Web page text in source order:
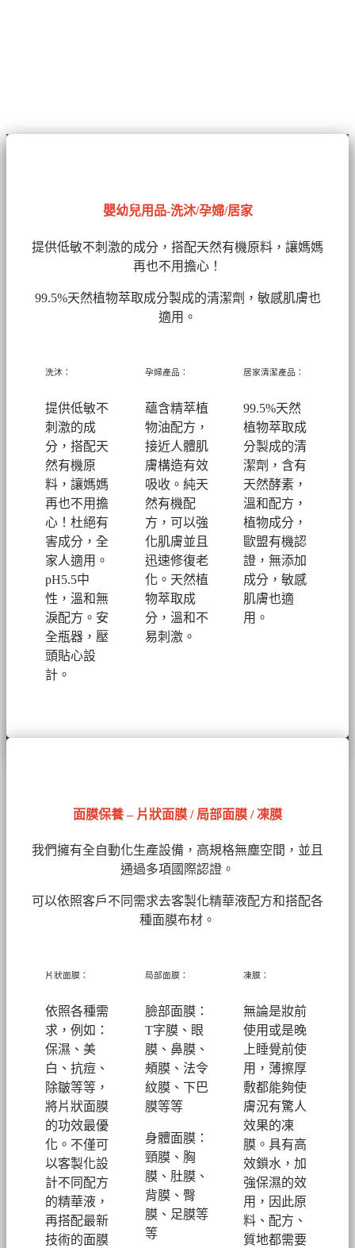
嬰幼兒用品-洗沐/孕婦/居家
提供低敏不刺激的成分，搭配天然有機原料，讓媽媽
再也不用擔心！
99.5%天然植物萃取成分製成的清潔劑 ，敏感肌膚也
適用。
洗沐：
提供低敏不
刺激的成
分，搭配天
然有機原
料，讓媽媽
再也不用擔
心！ 杜絕有
害成分，全
家人適用。
pH5.5中
性，溫和無
淚配方。安
全瓶器，壓
頭貼心設
計。
孕婦產品：
蘊含精萃植
物油配方，
接近人體肌
膚構造有效
吸收。純天
然有機配
方，可以強
化肌膚並且
迅速修復老
化。 天然植
物萃取成
分，溫和不
易刺激。
居家清潔產品：
99.5%天然
植物萃取成
分製成的清
潔劑， 含有
天然酵素，
溫和配方，
植物成分，
歐盟有機認
證，無添加
成分，敏感
肌膚也適
用。
面膜保養 – 片狀面膜 / 局部面膜 / 凍膜
我們擁有全自動化生產設備，高規格無塵空間，並且
通過多項國際認證。
可以依照客戶不同需求去客製化精華液配方和搭配各
種面膜布材。
片狀面膜：
依照各種需
求，例如：
保濕、美
白、抗痘、
除皺等等，
將片狀面膜
的功效最優
化。不僅可
以客製化設
計不同配方
的精華液，
再搭配最新
技術的面膜
局部面膜：
臉部面膜：
T字膜、眼
膜、鼻膜、
頰膜、法令
紋膜、下巴
膜等等
身體面膜：
頸膜、胸
膜、肚膜、
背膜、臀
膜、足膜等
等
凍膜：
無論是妝前
使用或是晚
上睡覺前使
用，薄擦厚
敷都能夠使
膚況有驚人
效果的凍
膜。具有高
效鎖水，加
強保濕的效
用，因此原
料、配方、
質地都需要